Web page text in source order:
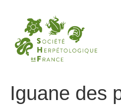
Iguane des